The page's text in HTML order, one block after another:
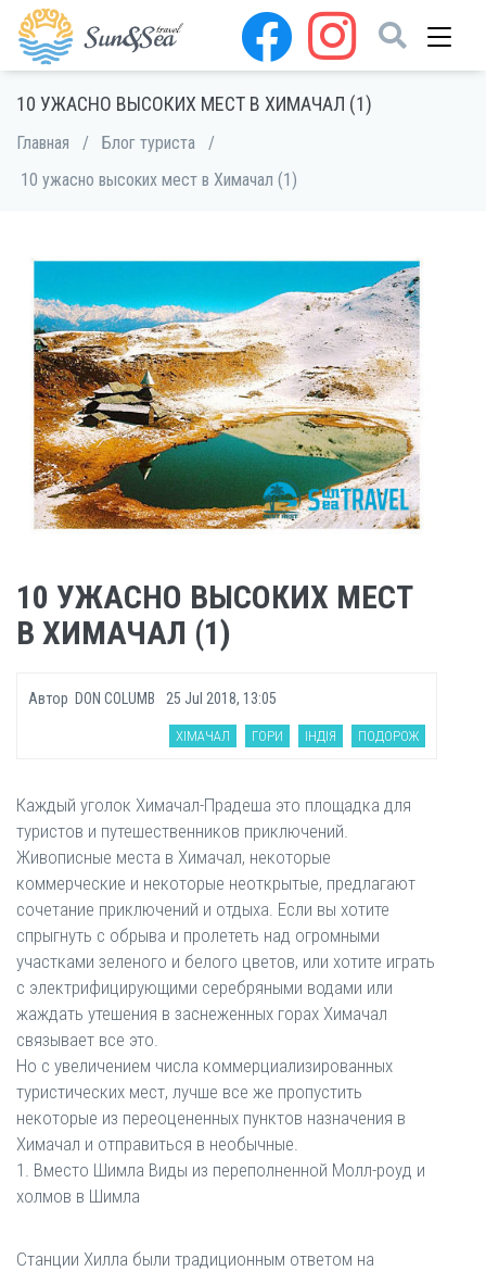
10 УЖАСНО ВЫСОКИХ МЕСТ В ХИМАЧАЛ (1)
Главная / Блог туриста
/
10 ужасно высоких мест в Химачал (1)
10 УЖАСНО ВЫСОКИХ МЕСТ
В ХИМАЧАЛ (1)
Автор DON COLUMB 25 Jul 2018, 13:05
ХІМАЧАЛ ГОРИ ІНДІЯ ПОДОРОЖ
Каждый уголок Химачал-Прадеша это площадка для
туристов и путешественников приключений.
Живописные места в Химачал, некоторые
коммерческие и некоторые неоткрытые, предлагают
сочетание приключений и отдыха. Если вы хотите
спрыгнуть с обрыва и пролететь над огромными
участками зеленого и белого цветов, или хотите играть
с электрифицирующими серебряными водами или
жаждать утешения в заснеженных горах Химачал
связывает все это.
Но с увеличением числа коммерциализированных
туристических мест, лучше все же пропустить
некоторые из переоцененных пунктов назначения в
Химачал и отправиться в необычные.
1. Вместо Шимла Виды из переполненной Молл-роуд и
холмов в Шимла
Станции Хилла были традиционным ответом на